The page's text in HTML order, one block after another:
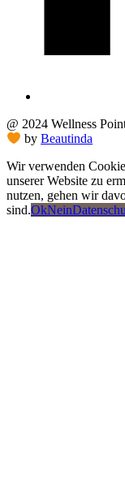
@ 2024 Wellness
byBeautinda
Wir verwenden
unserer Website zu
nutzen, gehen wir
sind.OkNein